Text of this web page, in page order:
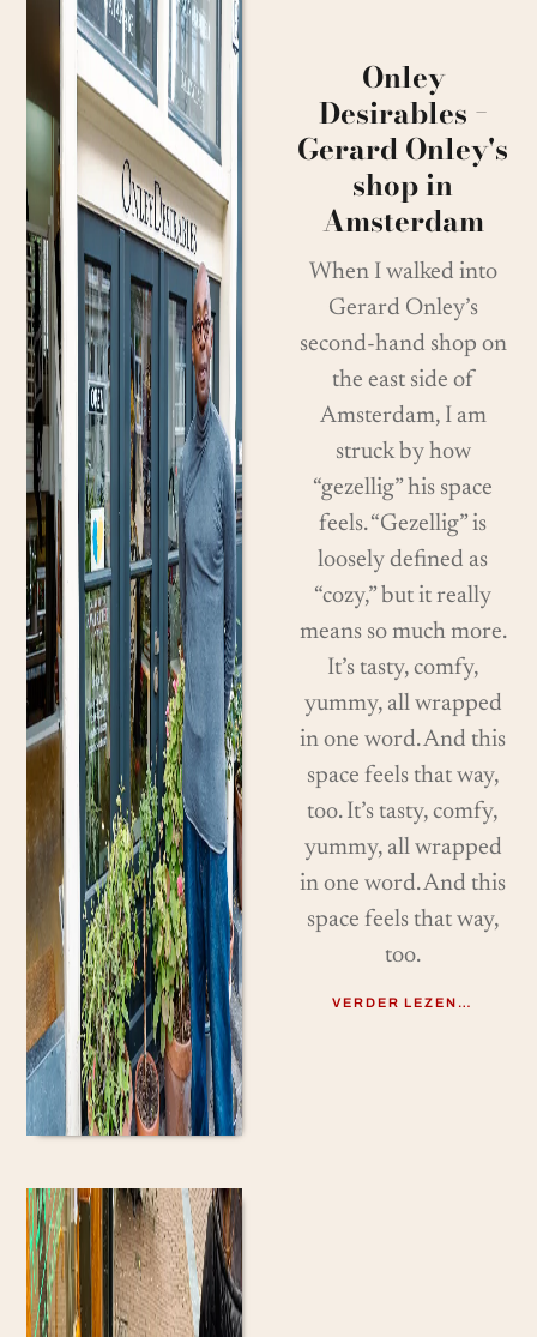
Onley
Desirables −
Gerard Onley's
shop in
Amsterdam
When I walked into
Gerard Onley’s
second-hand shop on
the east side of
Amsterdam, I am
struck by how
“gezellig” his space
feels. “Gezellig” is
loosely defined as
“cozy,” but it really
means so much more.
It’s tasty, comfy,
yummy, all wrapped
in one word. And this
space feels that way,
too. It’s tasty, comfy,
yummy, all wrapped
in one word. And this
space feels that way,
too.
VERDER LEZEN…